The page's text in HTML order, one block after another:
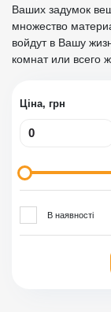
Ціна, грн
В наявності
Ваших задумок
множество
войдут в Вашу
комнат или всего